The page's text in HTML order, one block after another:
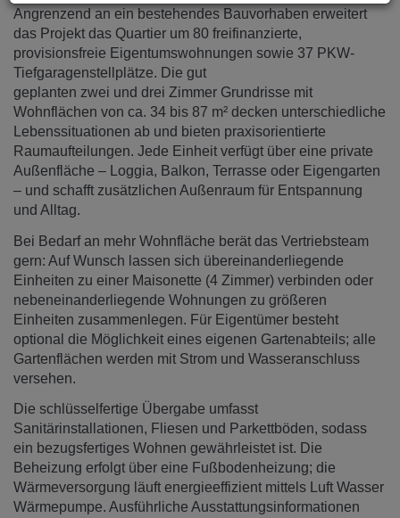
Angrenzend an ein bestehendes Bauvorhaben erweitert
das Projekt das Quartier um 80 freifinanzierte,
provisionsfreie Eigentumswohnungen sowie 37 PKW-
Tiefgaragenstellplätze. Die gut
geplanten zwei und drei Zimmer Grundrisse mit
Wohnflächen von ca. 34 bis 87 m² decken unterschiedliche
Lebenssituationen ab und bieten praxisorientierte
Raumaufteilungen. Jede Einheit verfügt über eine private
Außenfläche – Loggia, Balkon, Terrasse oder Eigengarten
– und schafft zusätzlichen Außenraum für Entspannung
und Alltag.
Bei Bedarf an mehr Wohnfläche berät das Vertriebsteam
gern: Auf Wunsch lassen sich übereinanderliegende
Einheiten zu einer Maisonette (4 Zimmer) verbinden oder
nebeneinanderliegende Wohnungen zu größeren
Einheiten zusammenlegen. Für Eigentümer besteht
optional die Möglichkeit eines eigenen Gartenabteils; alle
Gartenflächen werden mit Strom und Wasseranschluss
versehen.
Die schlüsselfertige Übergabe umfasst
Sanitärinstallationen, Fliesen und Parkettböden, sodass
ein bezugsfertiges Wohnen gewährleistet ist. Die
Beheizung erfolgt über eine Fußbodenheizung; die
Wärmeversorgung läuft energieeffizient mittels Luft Wasser
Wärmepumpe. Ausführliche Ausstattungsinformationen